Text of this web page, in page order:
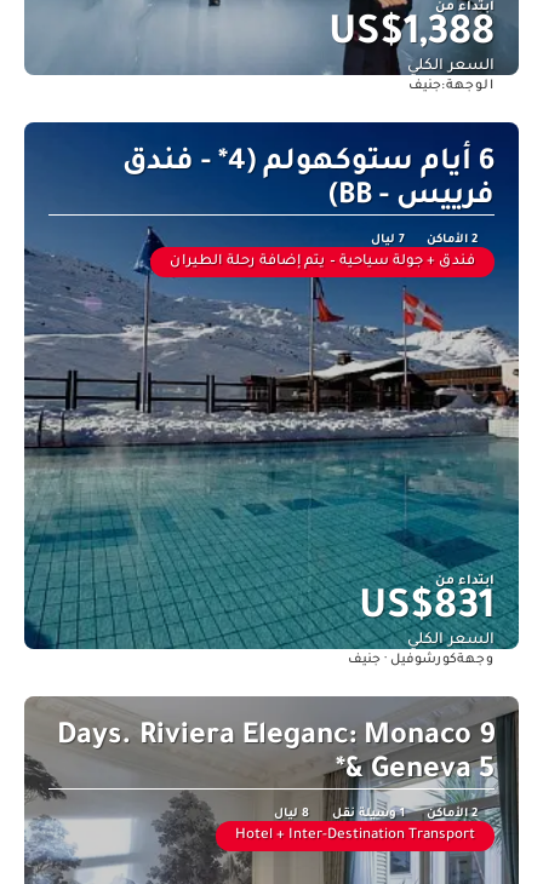
ابتداء من
US$1,388
السعر الكلي
الوجهة:جنيف
6 أيام ستوكهولم (4* - فندق
فرييس - BB)
2 الأماكن 7 ليال
فندق + جولة سياحية – يتم إضافة رحلة الطيران
ابتداء من
US$831
السعر الكلي
وجهةكورشوفيل · جنيف
9 Days. Riviera Eleganc: Monaco
& Geneva 5*
2 الأماكن 1 وسيلة نقل 8 ليال
Hotel + Inter-Destination Transport